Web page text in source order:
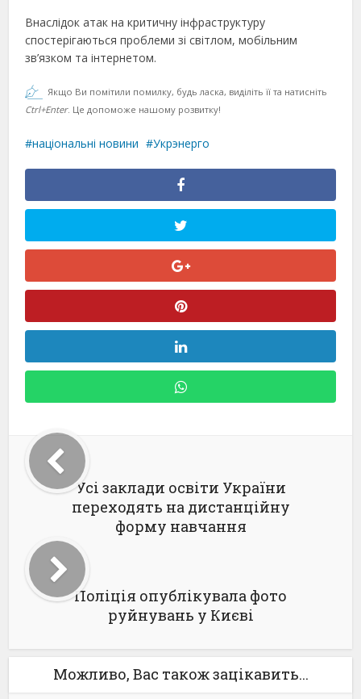
Внаслідок атак на критичну інфраструктуру
спостерігаються проблеми зі світлом, мобільним
зв’язком та інтернетом.
Якщо Ви помітили помилку, будь ласка, виділіть її та натисніть
Ctrl+Enter. Це допоможе нашому розвитку!
національні новини Укрэнерго
Усі заклади освіти України
переходять на дистанційну
форму навчання
Поліція опублікувала фото
руйнувань у Києві
Можливо, Вас також зацікавить...